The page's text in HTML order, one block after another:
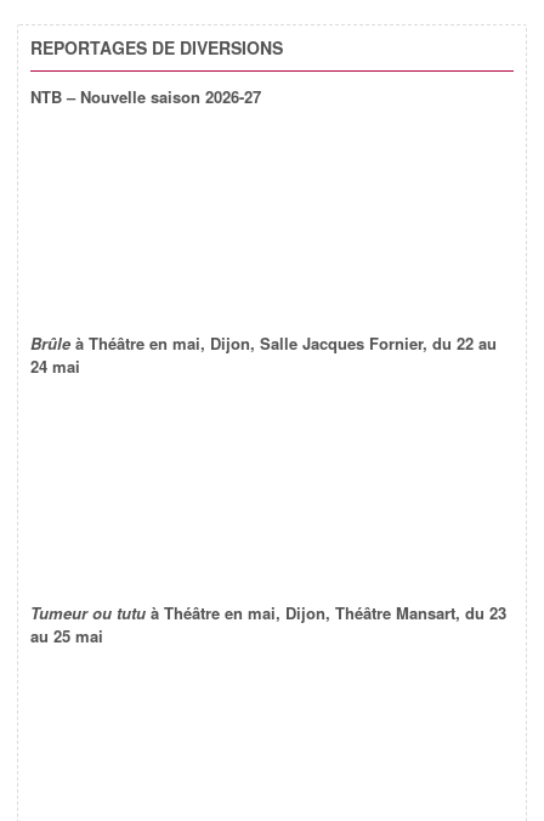
REPORTAGES DE DIVERSIONS
NTB – Nouvelle saison 2026-27
Brûle à Théâtre en mai, Dijon, Salle Jacques Fornier, du 22 au
24 mai
Tumeur ou tutu à Théâtre en mai, Dijon, Théâtre Mansart, du 23
au 25 mai